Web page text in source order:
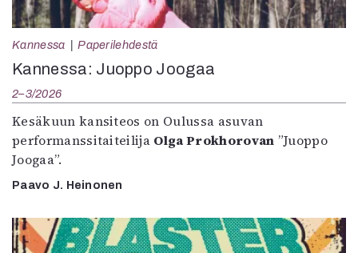
Kannessa Paperilehdestä
Kannessa: Juoppo Joogaa
2–3/2026
Kesäkuun kansiteos on Oulussa asuvan
performanssitaiteilija Olga Prokhorovan ”Juoppo
Joogaa”.
Paavo J. Heinonen